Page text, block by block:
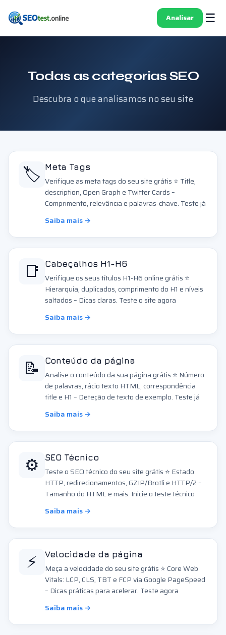
Analisar ☰
Todas as categorias SEO
Descubra o que analisamos no seu site
🏷️ Meta Tags
Verifique as meta tags do seu site grátis ⭐ Title,
description, Open Graph e Twitter Cards –
Comprimento, relevância e palavras-chave. Teste já
Saiba mais →
📑 Cabeçalhos H1-H6
Verifique os seus títulos H1-H6 online grátis ⭐
Hierarquia, duplicados, comprimento do H1 e níveis
saltados – Dicas claras. Teste o site agora
Saiba mais →
📝 Conteúdo da página
Analise o conteúdo da sua página grátis ⭐ Número
de palavras, rácio texto HTML, correspondência
title e H1 – Deteção de texto de exemplo. Teste já
Saiba mais →
⚙️ SEO Técnico
Teste o SEO técnico do seu site grátis ⭐ Estado
HTTP, redirecionamentos, GZIP/Brotli e HTTP/2 –
Tamanho do HTML e mais. Inicie o teste técnico
Saiba mais →
⚡ Velocidade da página
Meça a velocidade do seu site grátis ⭐ Core Web
Vitals: LCP, CLS, TBT e FCP via Google PageSpeed
– Dicas práticas para acelerar. Teste agora
Saiba mais →